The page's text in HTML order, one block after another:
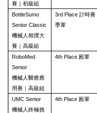
賽｜初級組
BottleSumo
Senior Classic
機械人相撲大
賽｜高級組
3rd Place 計時賽
季軍
RoboMed
Senior
機械人醫療應
用賽｜高級組
4th Place 殿軍
UMC Senior
機械人終極挑
4th Place 殿軍